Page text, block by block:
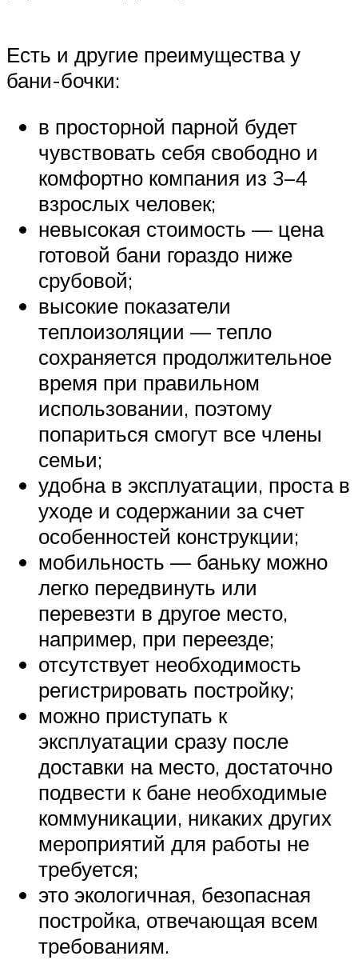
Есть и другие преимущества у
бани-бочки:
в просторной парной будет
чувствовать себя свободно и
комфортно компания из 3–4
взрослых человек;
невысокая стоимость — цена
готовой бани гораздо ниже
срубовой;
высокие показатели
теплоизоляции — тепло
сохраняется продолжительное
время при правильном
использовании, поэтому
попариться смогут все члены
семьи;
удобна в эксплуатации, проста в
уходе и содержании за счет
особенностей конструкции;
мобильность — баньку можно
легко передвинуть или
перевезти в другое место,
например, при переезде;
отсутствует необходимость
регистрировать постройку;
можно приступать к
эксплуатации сразу после
доставки на место, достаточно
подвести к бане необходимые
коммуникации, никаких других
мероприятий для работы не
требуется;
это экологичная, безопасная
постройка, отвечающая всем
требованиям.